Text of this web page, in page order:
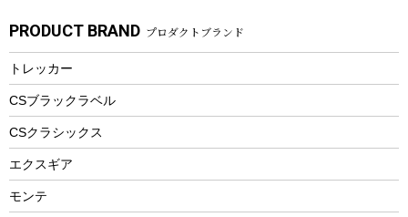
マグカップ、カップ
ステンレスボトル
フードボトル
トレー
ランチョンマット
ランチボックス
スプレー関係
ツール、他
ヘルメット
エアーポンプ
アクセサリー
自転車ウェア
パラソル
フローティングベスト
ヘルメット
エアーポンプ
ビーチテント
ウィンター
湯たんぽ
防災用品
PRODUCT BRAND プロダクトブランド
トレッカー
CSブラックラベル
CSクラシックス
エクスギア
モンテ